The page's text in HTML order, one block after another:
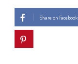
Share on Facebook